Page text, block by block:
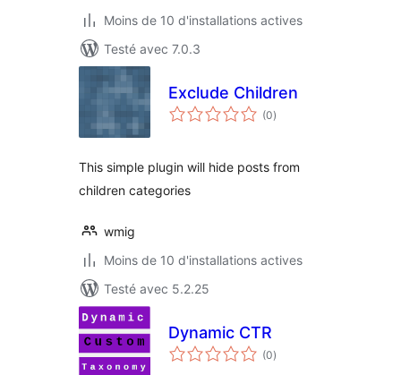
Moins de 10 d'installations actives
Testé avec 7.0.3
Exclude Children
(0notes
en
)
This simple plugin will hide posts from
children categories
wmig
Moins de 10 d'installations actives
Testé avec 5.2.25
Dynamic CTR
(0notes
en
)